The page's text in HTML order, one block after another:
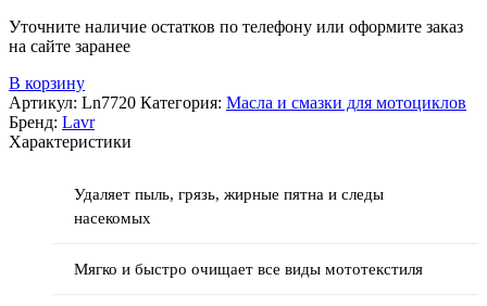
Уточните наличие остатков по телефону или оформите заказ
на сайте заранее
В корзину
Артикул: Ln7720 Категория: Масла и смазки для мотоциклов
Бренд: Lavr
Характеристики
Удаляет пыль, грязь, жирные пятна и следы
насекомых
Мягко и быстро очищает все виды мототекстиля